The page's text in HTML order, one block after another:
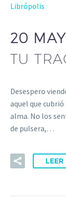
Librópolis
20
TU
Desespero
aquel que
alma. No los
de pulsera,…